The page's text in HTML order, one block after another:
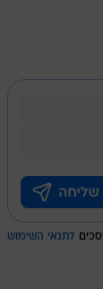
לתנאי השימוש